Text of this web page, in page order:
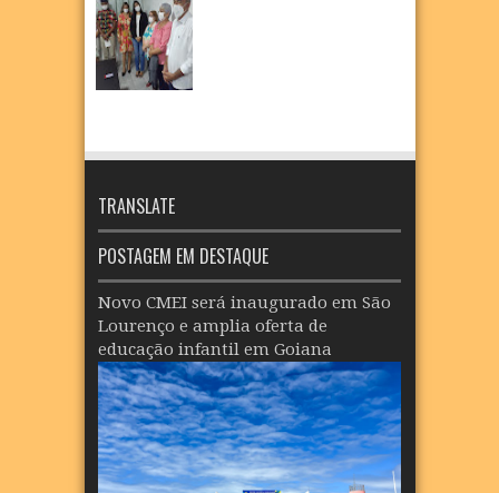
TRANSLATE
POSTAGEM EM DESTAQUE
Novo CMEI será inaugurado em São
Lourenço e amplia oferta de
educação infantil em Goiana